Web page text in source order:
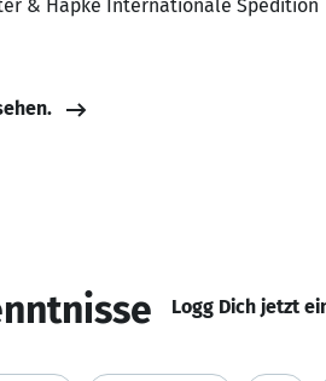
& Hapke Internationale Spedition
Logg Dich jetzt